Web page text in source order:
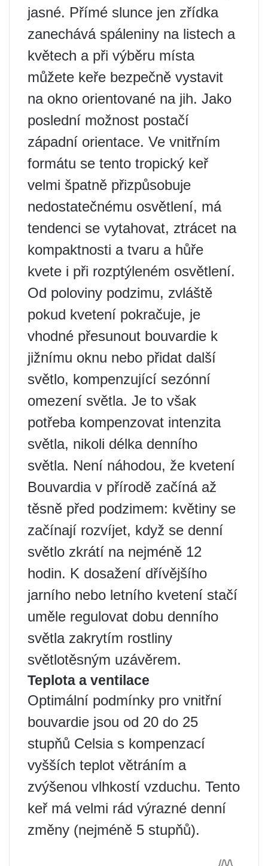
jasné. Přímé slunce jen zřídka
zanechává spáleniny na listech a
květech a při výběru místa
můžete keře bezpečně vystavit
na okno orientované na jih. Jako
poslední možnost postačí
západní orientace. Ve vnitřním
formátu se tento tropický keř
velmi špatně přizpůsobuje
nedostatečnému osvětlení, má
tendenci se vytahovat, ztrácet na
kompaktnosti a tvaru a hůře
kvete i při rozptýleném osvětlení.
Od poloviny podzimu, zvláště
pokud kvetení pokračuje, je
vhodné přesunout bouvardie k
jižnímu oknu nebo přidat další
světlo, kompenzující sezónní
omezení světla. Je to však
potřeba kompenzovat intenzita
světla, nikoli délka denního
světla. Není náhodou, že kvetení
Bouvardia v přírodě začíná až
těsně před podzimem: květiny se
začínají rozvíjet, když se denní
světlo zkrátí na nejméně 12
hodin. K dosažení dřívějšího
jarního nebo letního kvetení stačí
uměle regulovat dobu denního
světla zakrytím rostliny
světlotěsným uzávěrem.
Teplota a ventilace
Optimální podmínky pro vnitřní
bouvardie jsou od 20 do 25
stupňů Celsia s kompenzací
vyšších teplot větráním a
zvýšenou vlhkostí vzduchu. Tento
keř má velmi rád výrazné denní
změny (nejméně 5 stupňů).